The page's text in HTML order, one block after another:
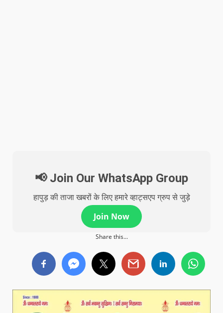
📢 Join Our WhatsApp Group
हापुड़ की ताजा खबरों के लिए हमारे व्हाट्सएप ग्रुप से जुड़े
Join Now
Share this...